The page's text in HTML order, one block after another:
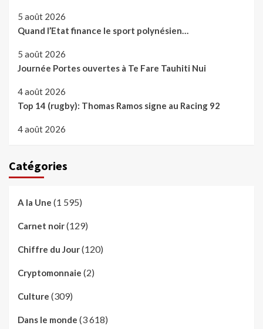
5 août 2026
Quand l’Etat finance le sport polynésien…
5 août 2026
Journée Portes ouvertes à Te Fare Tauhiti Nui
4 août 2026
Top 14 (rugby): Thomas Ramos signe au Racing 92
4 août 2026
Catégories
A la Une (1 595)
Carnet noir(129)
Chiffre du Jour(120)
Cryptomonnaie (2)
Culture (309)
Dans le monde (3 618)